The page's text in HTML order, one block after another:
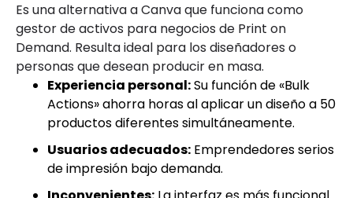
Es una alternativa a Canva que funciona como
gestor de activos para negocios de Print on
Demand. Resulta ideal para los diseñadores o
personas que desean producir en masa.
Experiencia personal:Su función de «Bulk
Actions» ahorra horas al aplicar un diseño a 50
productos diferentes simultáneamente.
Usuarios adecuados: Emprendedores serios
de impresión bajo demanda.